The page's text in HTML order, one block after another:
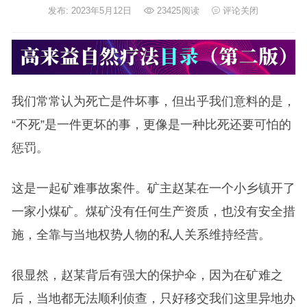
发布: 2023年5月12日 23425阅读 评论关闭
我们常常认为死亡是件坏事，但出乎我们意料的是，
“不死”是一件更坏的事，更像是一种比死还要可怕的
惩罚。
这是一起矿难事故案件。矿主赵某在一个小乡镇开了
一家小煤矿。煤矿没有任何生产资质，也没有安全措
施，全靠与当地权势人物的私人关系维持经营。
很显然，赵某背后有强大的保护伞，因为在矿难之
后，当地都无法顺利侦查，只好移交我们这里异地办